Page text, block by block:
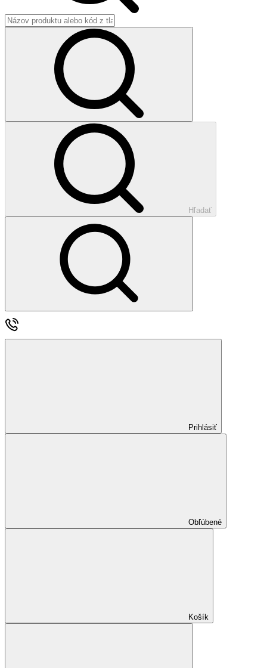
Hľadať
Prihlásiť
Obľúbené
Košík